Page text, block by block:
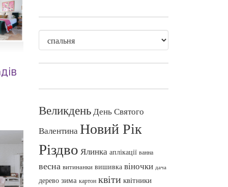
ВеликденьДень Святого
ВалентинаНовий Рік
Різдво Ялинка аплікації ванна
весна витинанки вишивка віночки дача
дерево зима картон квіти квітники